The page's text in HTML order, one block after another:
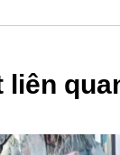
liên